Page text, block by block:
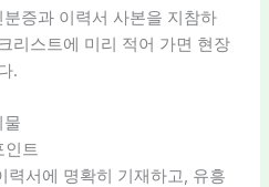
증과 이력서 사본을 지참하
리스트에 미리 적어 가면 현장
.
물
인트
력서에 명확히 기재하고, 유흥